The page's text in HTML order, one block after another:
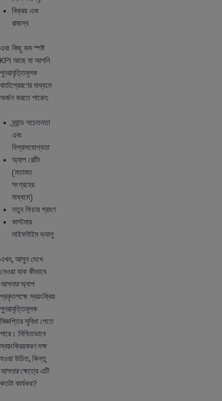
বিক্রয় এবং
রাজস্ব
এবং কিছু কম স্পষ্ট
KPI আছে যা আপনি
পুনরাবৃত্তিমূলক
বার্তাপ্রেরণের মাধ্যমে
অর্জন করতে পারেন:
ব্র্যান্ড সচেতনতা
এবং
বিশ্বাসযোগ্যতা
অ্যাপ রেটিং
(মতামত
সংগ্রহের
মাধ্যমে)
নতুন ফিচার গ্রহণ
কাস্টমার
লাইফটাইম ভ্যালু
এখন, আসুন দেখে
নেওয়া যাক কীভাবে
আপনারঅ্যাপ
প্রকৃতপক্ষে স্বয়ংক্রিয়
পুনরাবৃত্তিমূলক
বিজ্ঞপ্তির সুবিধা পেতে
পারে। নিশ্চিতভাবে
স্বয়ংক্রিয়করণ দক্ষ
হওয়া উচিত, কিন্তু
আপনারক্ষেত্রে এটি
কতটা কার্যকর?